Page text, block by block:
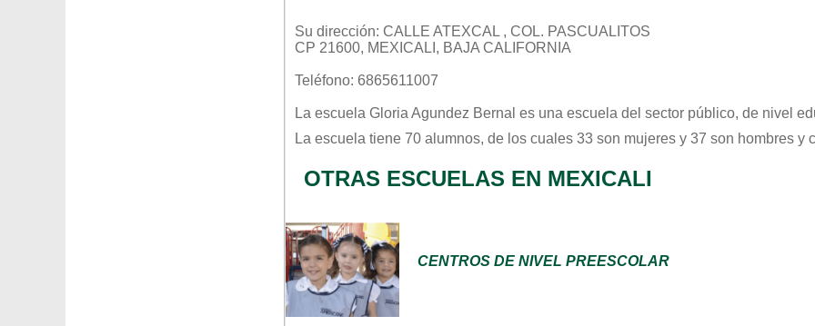
Su dirección: CALLE ATEXCAL , COL. PASCUALITOS
CP 21600, MEXICALI, BAJA CALIFORNIA
Teléfono: 6865611007
La escuela Gloria Agundez Bernal es una escuela del sector público, de nivel
La escuela tiene 70 alumnos, de los cuales 33 son mujeres y 37 son hombres y
OTRAS ESCUELAS EN MEXICALI
CENTROS DE NIVEL PREESCOLAR